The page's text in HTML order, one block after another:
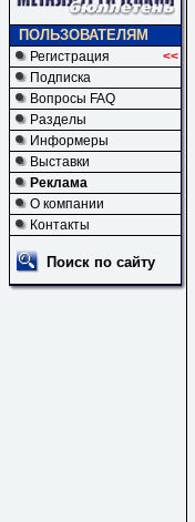
ПОЛЬЗОВАТЕЛЯМ
Регистрация
<<
Подписка
Вопросы FAQ
Разделы
Информеры
Выставки
Реклама
О компании
Контакты
Поиск по сайту